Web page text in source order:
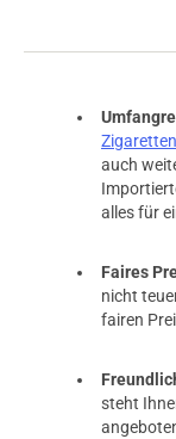
Zigaretten
auch
alles für
Faires
nicht
fairen
steht